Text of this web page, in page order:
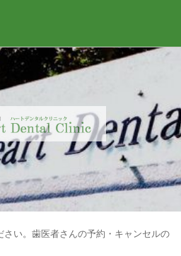
さい。歯医者さんの予約・キャンセルの